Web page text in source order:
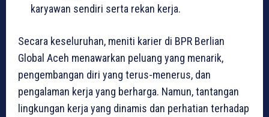
karyawan sendiri serta rekan kerja.
Secara keseluruhan, meniti karier di BPR Berlian
Global Aceh menawarkan peluang yang menarik,
pengembangan diri yang terus-menerus, dan
pengalaman kerja yang berharga. Namun, tantangan
lingkungan kerja yang dinamis dan perhatian terhadap